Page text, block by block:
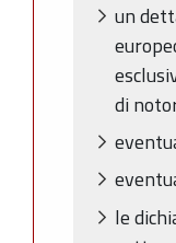
un
di
le